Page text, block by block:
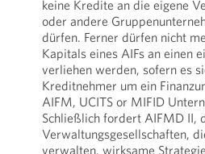
keine Kredite an die eigene
oder andere
dürfen. Ferner dürfen nicht
Kapitals eines AIFs an einen
verliehen werden, sofern es
Kreditnehmer um ein
AIFM, UCITS or MIFID
Schließlich fordert AIFMD II,
Verwaltungsgesellschaften,
verwalten, wirksame